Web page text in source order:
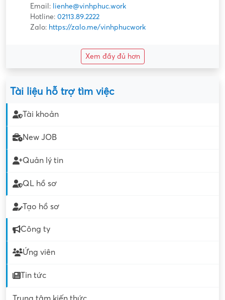
Email: lienhe@vinhphuc.work
Hotline: 02113.89.2222
Zalo: https://zalo.me/vinhphucwork
Xem đầy đủ hơn
Tài liệu hỗ trợ tìm việc
Tài khoản
New JOB
Quản lý tin
QL hồ sơ
Tạo hồ sơ
Công ty
Ứng viên
Tin tức